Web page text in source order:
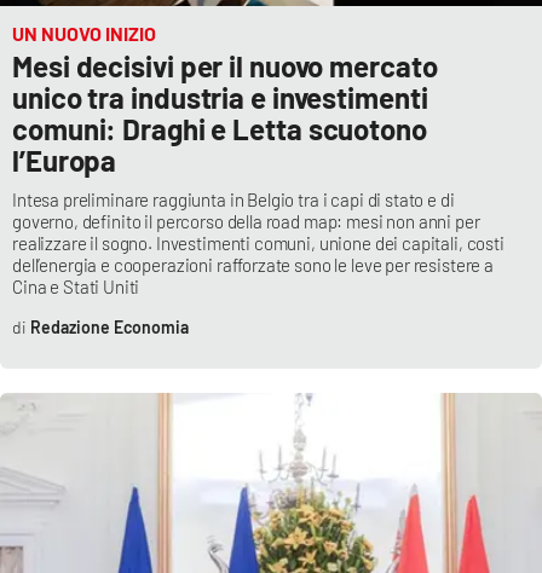
UN NUOVO INIZIO
Mesi decisivi per il nuovo mercato
unico tra industria e investimenti
comuni: Draghi e Letta scuotono
l’Europa
Intesa preliminare raggiunta in Belgio tra i capi di stato e di
governo, definito il percorso della road map: mesi non anni per
realizzare il sogno. Investimenti comuni, unione dei capitali, costi
dell’energia e cooperazioni rafforzate sono le leve per resistere a
Cina e Stati Uniti
Redazione Economia